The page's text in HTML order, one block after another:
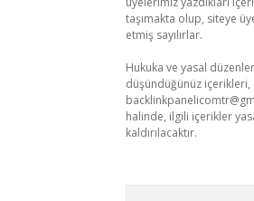
taşımakta olup, siteye
etmiş sayılırlar.
Hukuka ve yasal
düşündüğünüz içerikleri,
halinde, ilgili içerikler
kaldırılacaktır.